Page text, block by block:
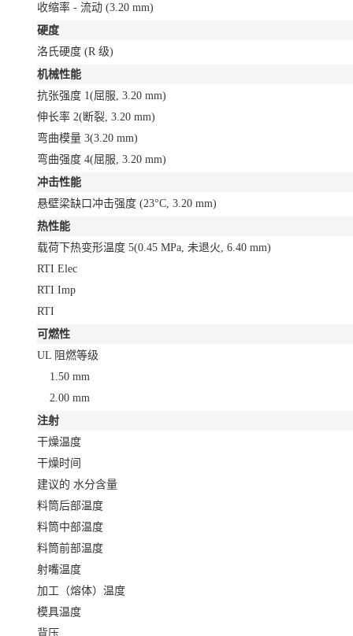
收缩率 - 流动 (3.20 mm)
硬度
洛氏硬度 (R 级)
机械性能
抗张强度 1(屈服, 3.20 mm)
伸长率 2(断裂, 3.20 mm)
弯曲模量 3(3.20 mm)
弯曲强度 4(屈服, 3.20 mm)
冲击性能
悬壁梁缺口冲击强度 (23°C, 3.20 mm)
热性能
载荷下热变形温度 5(0.45 MPa, 未退火, 6.40 mm)
RTI Elec
RTI Imp
RTI
可燃性
UL 阻燃等级
1.50 mm
2.00 mm
注射
干燥温度
干燥时间
建议的 水分含量
料筒后部温度
料筒中部温度
料筒前部温度
射嘴温度
加工（熔体）温度
模具温度
背压